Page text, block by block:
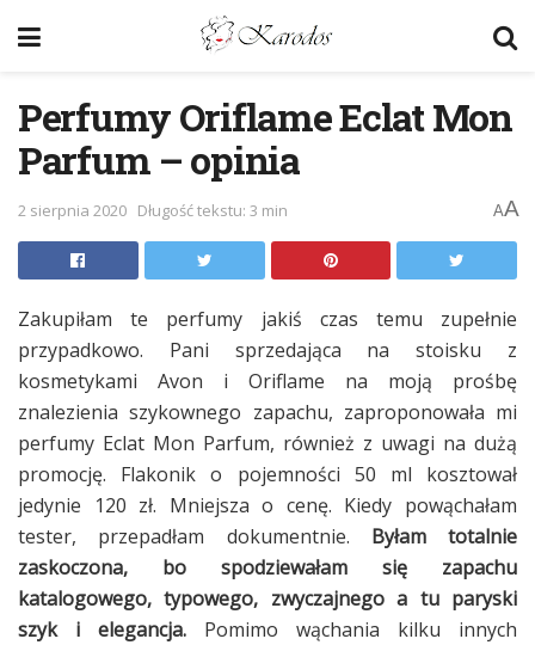
Perfumy Oriflame Eclat Mon
Parfum – opinia
2 sierpnia 2020 Długość tekstu: 3 min AA
Zakupiłam te perfumy jakiś czas temu zupełnie
przypadkowo. Pani sprzedająca na stoisku z
kosmetykami Avon i Oriflame na moją prośbę
znalezienia szykownego zapachu, zaproponowała mi
perfumy Eclat Mon Parfum, również z uwagi na dużą
promocję. Flakonik o pojemności 50 ml kosztował
jedynie 120 zł. Mniejsza o cenę. Kiedy powąchałam
tester, przepadłam dokumentnie. Byłam totalnie
zaskoczona, bo spodziewałam się zapachu
katalogowego, typowego, zwyczajnego a tu paryski
szyk i elegancja. Pomimo wąchania kilku innych